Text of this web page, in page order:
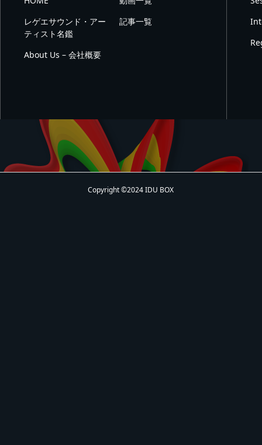
レゲエサウンド・アー
ティスト名鑑
記事一覧
About Us – 会社概要
Copyright ©2024 IDU BOX